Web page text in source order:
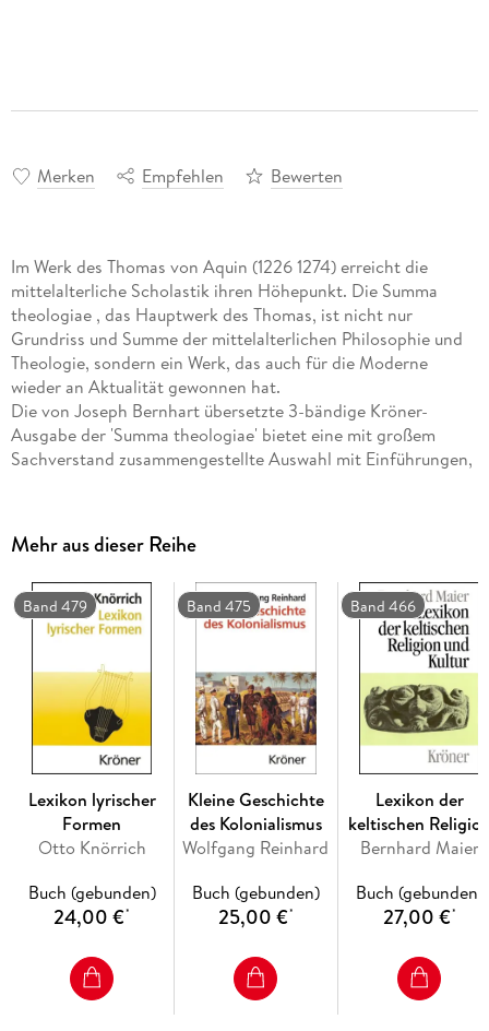
Merken Empfehlen Bewerten
Im Werk des Thomas von Aquin (1226 1274) erreicht die
mittelalterliche Scholastik ihren Höhepunkt. Die Summa
theologiae , das Hauptwerk des Thomas, ist nicht nur
Grundriss und Summe der mittelalterlichen Philosophie und
Theologie, sondern ein Werk, das auch für die Moderne
wieder an Aktualität gewonnen hat.
Die von Joseph Bernhart übersetzte 3-bändige Kröner-
Ausgabe der 'Summa theologiae' bietet eine mit großem
Sachverstand zusammengestellte Auswahl mit Einführungen,
enthält 114 Abhandlungen über die sittliche Ordnung, über
die Zweckmäßigkeit der Schöpfung, das höchste Gut und die
Rechtfertigung des Menschen vor Gott.
Mehr aus dieser Reihe
Band 479
Lexikon lyrischer
Formen
Otto Knörrich
Buch (gebunden)
24,00 €*
Band 475
Kleine Geschichte
des Kolonialismus
Wolfgang Reinhard
Buch (gebunden)
25,00 €*
Band 466
Lexikon der
keltischen
und Kultur
Bernhard Maier
Buch (gebunden)
27,00 €*